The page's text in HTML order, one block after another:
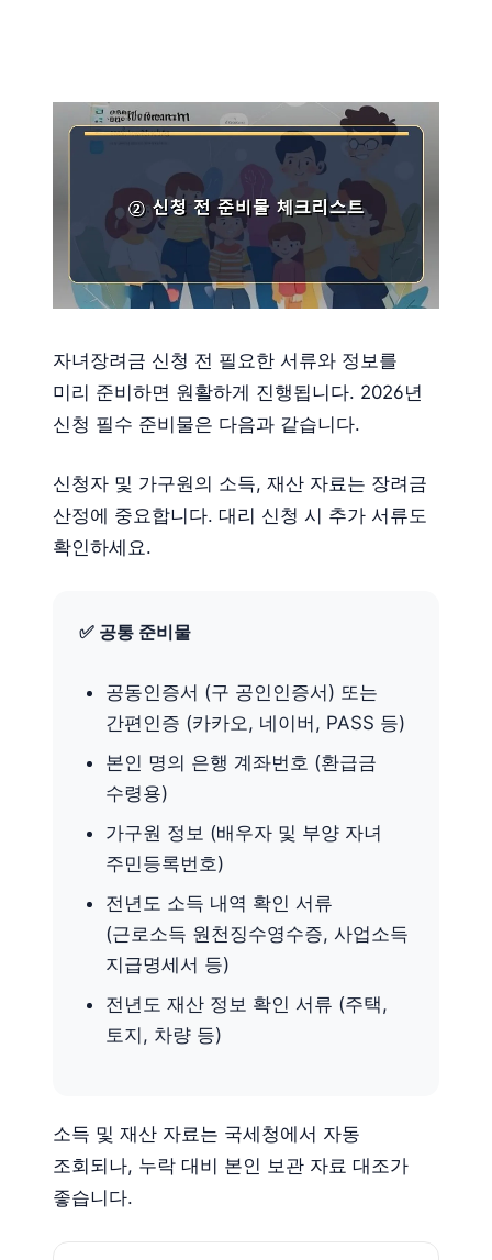
자녀장려금 신청 전 필요한 서류와 정보를
미리 준비하면 원활하게 진행됩니다. 2026년
신청 필수 준비물은 다음과 같습니다.
신청자 및 가구원의 소득, 재산 자료는 장려금
산정에 중요합니다. 대리 신청 시 추가 서류도
확인하세요.
✅ 공통 준비물
공동인증서 (구 공인인증서) 또는
간편인증 (카카오, 네이버, PASS 등)
본인 명의 은행 계좌번호 (환급금
수령용)
가구원 정보 (배우자 및 부양 자녀
주민등록번호)
전년도 소득 내역 확인 서류
(근로소득 원천징수영수증, 사업소득
지급명세서 등)
전년도 재산 정보 확인 서류 (주택,
토지, 차량 등)
소득 및 재산 자료는 국세청에서 자동
조회되나, 누락 대비 본인 보관 자료 대조가
좋습니다.